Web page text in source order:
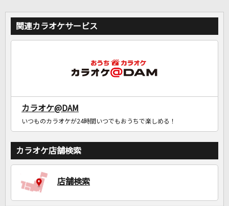
関連カラオケサービス
カラオケ@DAM
いつものカラオケが24時間いつでもおうちで楽しめる！
カラオケ店舗検索
店舗検索